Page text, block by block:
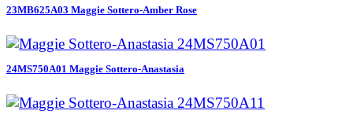
23MB625A03 Maggie Sottero-Amber Rose
24MS750A01 Maggie Sottero-Anastasia